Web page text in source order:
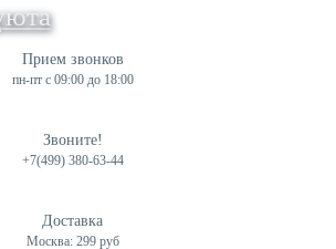
Прием звонков
пн-пт с 09:00 до 18:00
Звоните!
+7(499) 380-63-44
Доставка
Москва: 299 руб